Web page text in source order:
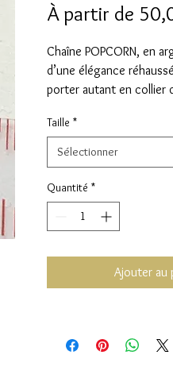
À partir de
Chaîne POPCORN, en
d’une élégance
porter autant en collier
Choisissez votre
16 pouces, 40.5 cm =
18 pouces, 45.75 cm =
20 pouces, 51 cm = 72$
du marché, les prix de
en argent sont sujets à
Taille *
Sélectionner
Quantité *
Ajouter au